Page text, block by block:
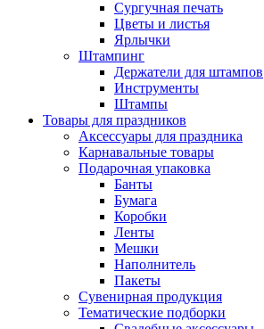
Сургучная печать
Цветы и листья
Ярлычки
Штампинг
Держатели для штампов
Инструменты
Штампы
Товары для праздников
Аксессуары для праздника
Карнавальные товары
Подарочная упаковка
Банты
Бумага
Коробки
Ленты
Мешки
Наполнитель
Пакеты
Сувенирная продукция
Тематические подборки